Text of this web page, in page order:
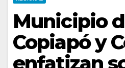
Municipio
Copiapó y
enfatizan